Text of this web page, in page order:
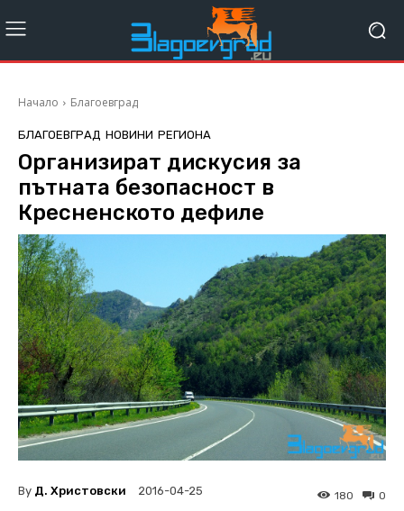
Начало Благоевград
БЛАГОЕВГРАД НОВИНИ РЕГИОНА
Oрганизират дискусия за
пътната безопасност в
Кресненското дефиле
By Д. Христовски 2016-04-25 0
180